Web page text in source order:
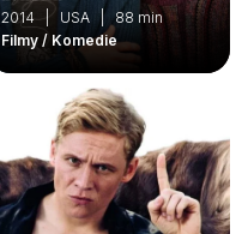
2014 | USA | 88 min
Filmy / Komedie